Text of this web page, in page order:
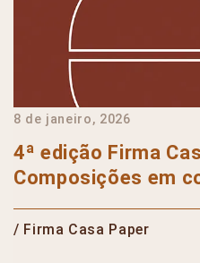
8 de janeiro, 2026
4ª edição Firma
Composições em
/ Firma Casa Paper